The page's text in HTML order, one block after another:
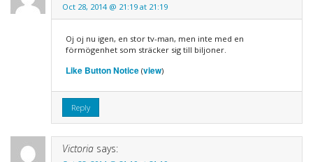
Oct 28, 2014 @ 21:19 at 21:19
Oj oj nu igen, en stor tv-man, men inte med en
förmögenhet som sträcker sig till biljoner.
Like Button Notice(view)
Reply
Victoria says: